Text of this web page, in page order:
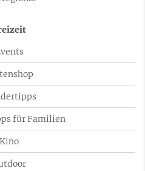
für Familien
Kino